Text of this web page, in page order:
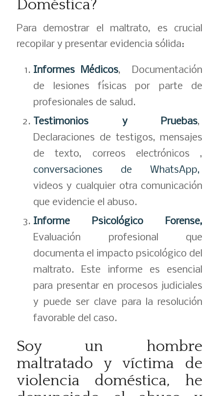
Doméstica?
Para demostrar el maltrato, es crucial
recopilar y presentar evidencia sólida:
Informes Médicos, Documentación
de lesiones físicas por parte de
profesionales de salud.
Testimonios y Pruebas,
Declaraciones de testigos, mensajes
de texto, correos electrónicos ,
conversaciones de WhatsApp,
videos y cualquier otra comunicación
que evidencie el abuso.
Informe Psicológico Forense,
Evaluación profesional que
documenta el impacto psicológico del
maltrato. Este informe es esencial
para presentar en procesos judiciales
y puede ser clave para la resolución
favorable del caso.
Soy un hombre
maltratado y víctima de
violencia doméstica, he